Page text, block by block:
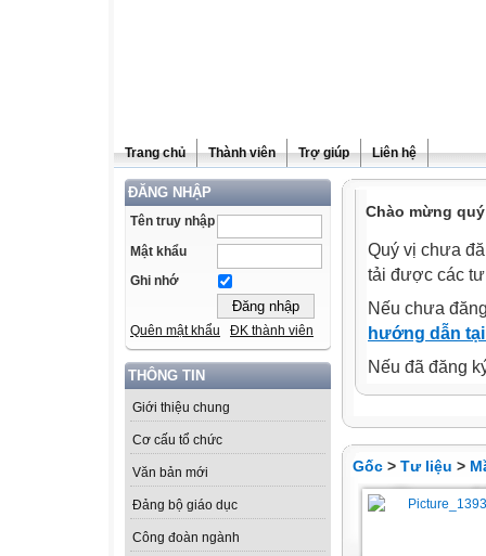
Trang chủ Thành viên Trợ giúp Liên hệ
ĐĂNG NHẬP
Tên truy nhập
Mật khẩu
Ghi nhớ
Quên mật khẩu ĐK thành viên
THÔNG TIN
Giới thiệu chung
Cơ cấu tổ chức
Văn bản mới
Đảng bộ giáo dục
Công đoàn ngành
Chào mừng
Quý vị chưa
tải được các
Nếu chưa
hướng dẫn
Nếu đã đăng
Gốc > Tư liệu >